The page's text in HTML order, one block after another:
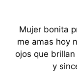
Mujer bonita
me amas hoy
ojos que
y